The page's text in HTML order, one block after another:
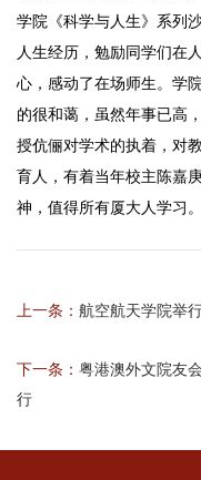
学院《科学与人生》系列
人生经历，勉励同学们在
心，感动了在场师生。学
的很和蔼，虽然年事已高
授伉俪对学术的执着，对
育人，有着当年校主陈嘉
神，值得所有厦大人学习
上一条： 航空航天学院举
下一条： 粤港澳外文院友
行